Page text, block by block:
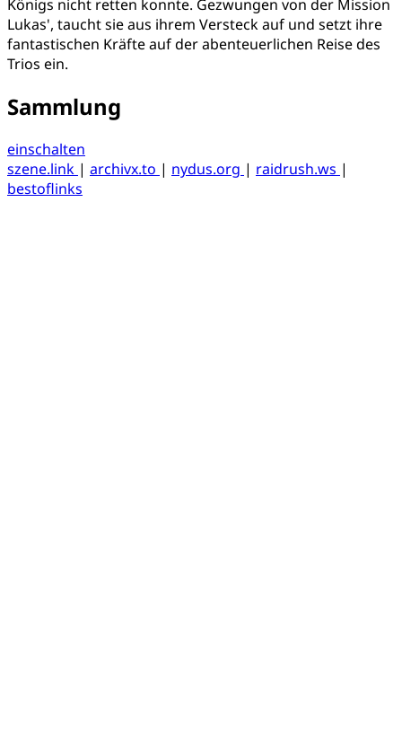
Königs nicht retten konnte. Gezwungen von der Mission
Lukas', taucht sie aus ihrem Versteck auf und setzt ihre
fantastischen Kräfte auf der abenteuerlichen Reise des
Trios ein.
Sammlung
einschalten
szene.link | archivx.to | nydus.org | raidrush.ws |
bestoflinks